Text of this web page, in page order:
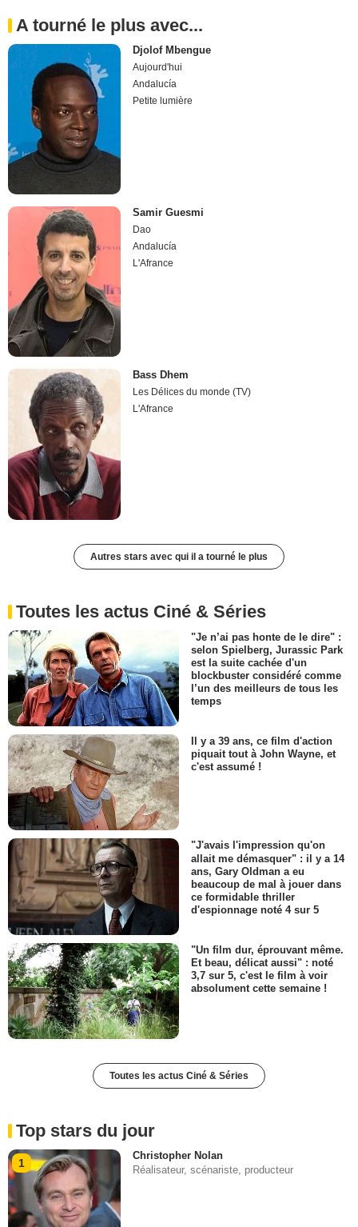
A tourné le plus avec...
Djolof Mbengue
Aujourd'hui
Andalucía
Petite lumière
Samir Guesmi
Dao
Andalucía
L'Afrance
Bass Dhem
Les Délices du monde (TV)
L'Afrance
Autres stars avec qui il a tourné le plus
Toutes les actus Ciné & Séries
"Je n’ai pas honte de le dire" :
selon Spielberg, Jurassic Park
est la suite cachée d'un
blockbuster considéré comme
l’un des meilleurs de tous les
temps
Il y a 39 ans, ce film d'action
piquait tout à John Wayne, et
c'est assumé !
"J'avais l'impression qu'on
allait me démasquer" : il y a 14
ans, Gary Oldman a eu
beaucoup de mal à jouer dans
ce formidable thriller
d'espionnage noté 4 sur 5
"Un film dur, éprouvant même.
Et beau, délicat aussi" : noté
3,7 sur 5, c'est le film à voir
absolument cette semaine !
Toutes les actus Ciné & Séries
Top stars du jour
1
Christopher Nolan
Réalisateur, scénariste, producteur